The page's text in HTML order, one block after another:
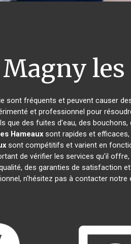
Magny
sont fréquents et peuvent causer
et professionnel pour
que des fuites d'eau, des
Hameaux sont rapides et
sont compétitifs et varient en
de vérifier les services qu'il
des garanties de satisfaction
n'hésitez pas à contacter